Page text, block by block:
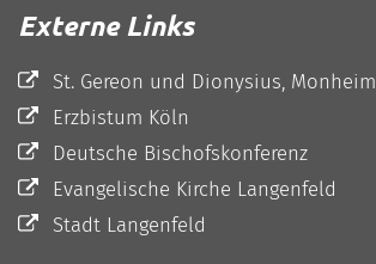
Externe Links
St. Gereon und Dionysius, Monheim
Erzbistum Köln
Deutsche Bischofskonferenz
Evangelische Kirche Langenfeld
Stadt Langenfeld